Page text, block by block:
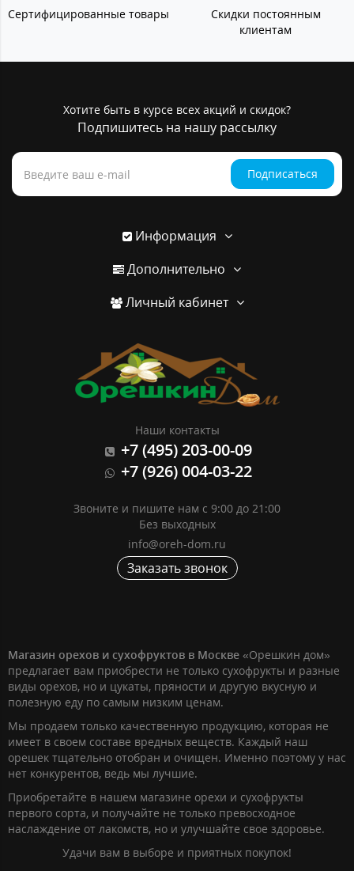
Сертифицированные товары
Скидки постоянным
клиентам
Хотите быть в курсе всех акций и скидок?
Подпишитесь на нашу рассылку
Подписаться
Информация
Дополнительно
Личный кабинет
Наши контакты
+7 (495) 203-00-09
+7 (926) 004-03-22
Звоните и пишите нам с 9:00 до 21:00
Без выходных
info@oreh-dom.ru
Заказать звонок
Магазин орехов и сухофруктов в Москве «Орешкин дом»
предлагает вам приобрести не только сухофрукты и разные
виды орехов, но и цукаты, пряности и другую вкусную и
полезную еду по самым низким ценам.
Мы продаем только качественную продукцию, которая не
имеет в своем составе вредных веществ. Каждый наш
орешек тщательно отобран и очищен. Именно поэтому у нас
нет конкурентов, ведь мы лучшие.
Приобретайте в нашем магазине орехи и сухофрукты
первого сорта, и получайте не только превосходное
наслаждение от лакомств, но и улучшайте свое здоровье.
Удачи вам в выборе и приятных покупок!